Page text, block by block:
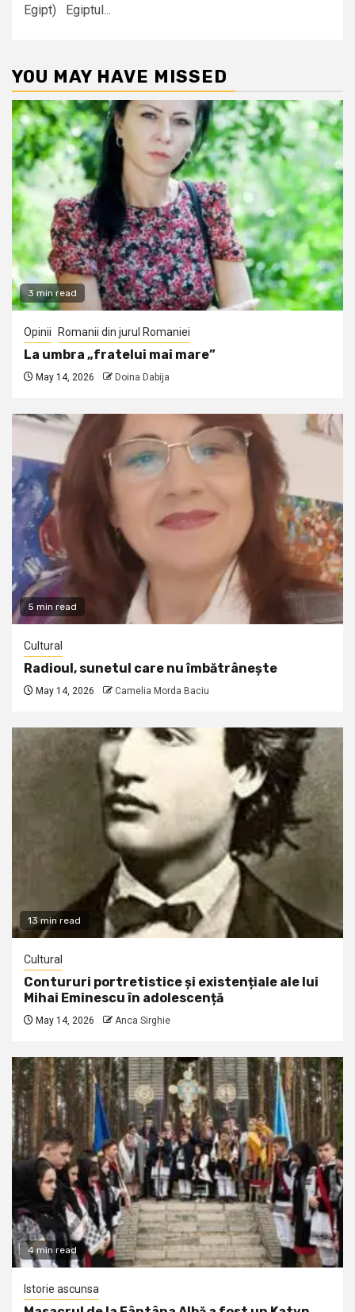
Egipt) Egiptul...
YOU MAY HAVE MISSED
3 min read
Opinii Romanii din jurul Romaniei
La umbra „fratelui mai mare”
May 14, 2026 Doina Dabija
5 min read
Cultural
Radioul, sunetul care nu îmbătrânește
May 14, 2026 Camelia Morda Baciu
13 min read
Cultural
Contururi portretistice și existențiale ale lui
Mihai Eminescu în adolescență
May 14, 2026 Anca Sirghie
4 min read
Istorie ascunsa